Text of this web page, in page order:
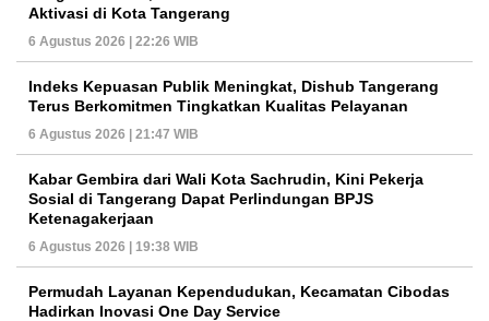
Aktivasi di Kota Tangerang
6 Agustus 2026 | 22:26 WIB
Indeks Kepuasan Publik Meningkat, Dishub Tangerang
Terus Berkomitmen Tingkatkan Kualitas Pelayanan
6 Agustus 2026 | 21:47 WIB
Kabar Gembira dari Wali Kota Sachrudin, Kini Pekerja
Sosial di Tangerang Dapat Perlindungan BPJS
Ketenagakerjaan
6 Agustus 2026 | 19:38 WIB
Permudah Layanan Kependudukan, Kecamatan Cibodas
Hadirkan Inovasi One Day Service